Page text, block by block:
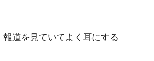
報道を見ていてよく耳にする